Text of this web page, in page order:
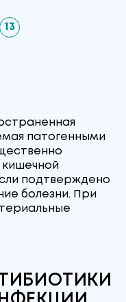
13
патогенными
кишечной
подтверждено
болезни. При